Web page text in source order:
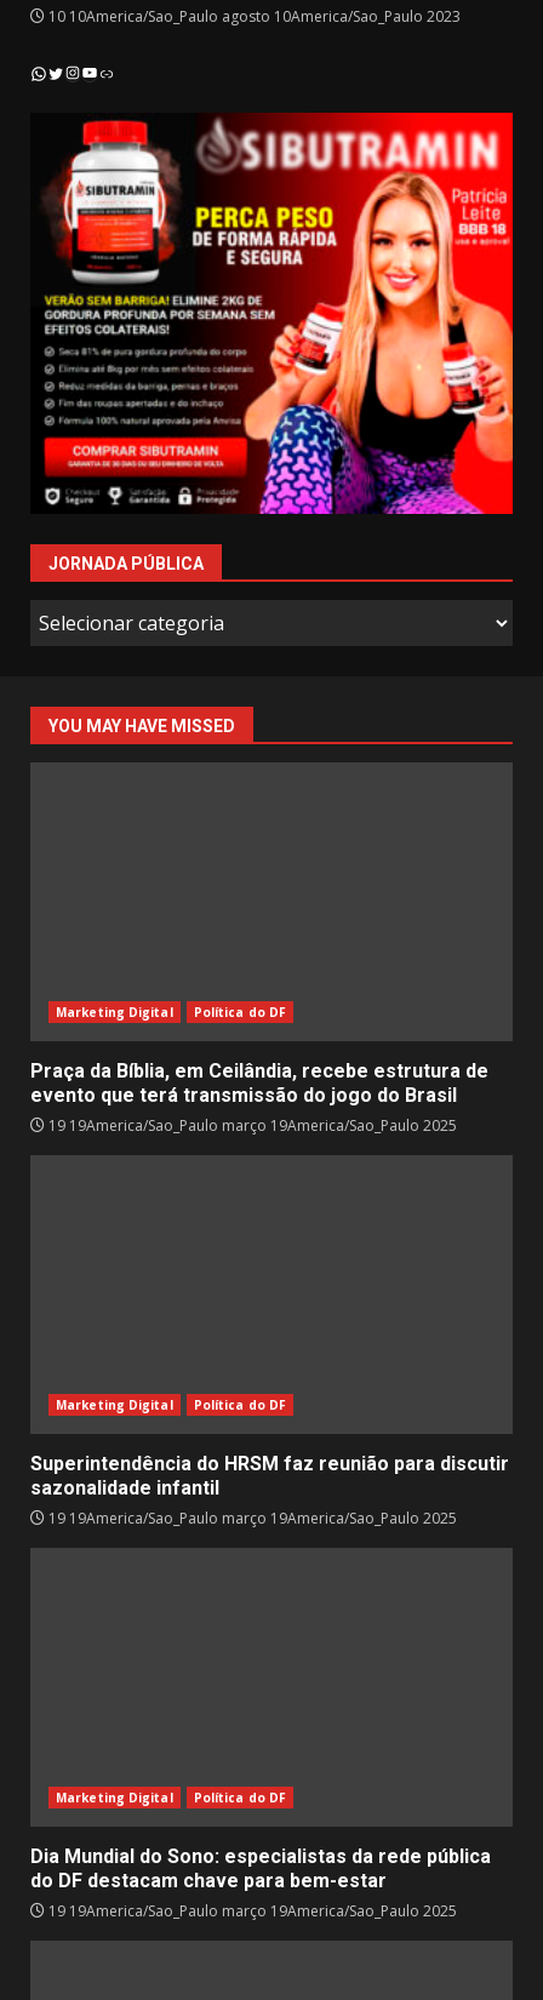
10 10America/Sao_Paulo agosto 10America/Sao_Paulo 2023
WhatsApp
Twitter
Instagram
YouTube
Link
JORNADA PÚBLICA
Jornada
Pública
YOU MAY HAVE MISSED
Marketing Digital Política do DF
Praça da Bíblia, em Ceilândia, recebe estrutura de
evento que terá transmissão do jogo do Brasil
19 19America/Sao_Paulo março 19America/Sao_Paulo 2025
Marketing Digital Política do DF
Superintendência do HRSM faz reunião para discutir
sazonalidade infantil
19 19America/Sao_Paulo março 19America/Sao_Paulo 2025
Marketing Digital Política do DF
Dia Mundial do Sono: especialistas da rede pública
do DF destacam chave para bem-estar
19 19America/Sao_Paulo março 19America/Sao_Paulo 2025